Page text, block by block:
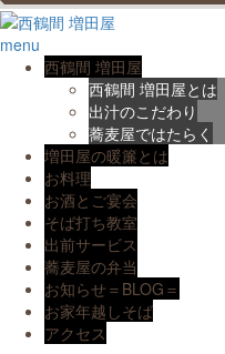
menu
西鶴間 増田屋
西鶴間 増田屋とは
出汁のこだわり
蕎麦屋ではたらく
増田屋の暖簾とは
お料理
お酒とご宴会
そば打ち教室
出前サービス
蕎麦屋の弁当
お知らせ＝BLOG＝
お家年越しそば
アクセス